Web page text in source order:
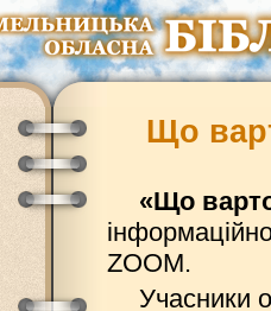
Що
«Що
ZOOM.
Учасники